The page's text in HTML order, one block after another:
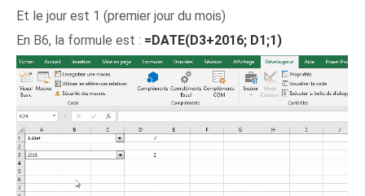
Et le jour est 1 (premier jour du mois)
En B6, la formule est : =DATE(D3+2016; D1;1)